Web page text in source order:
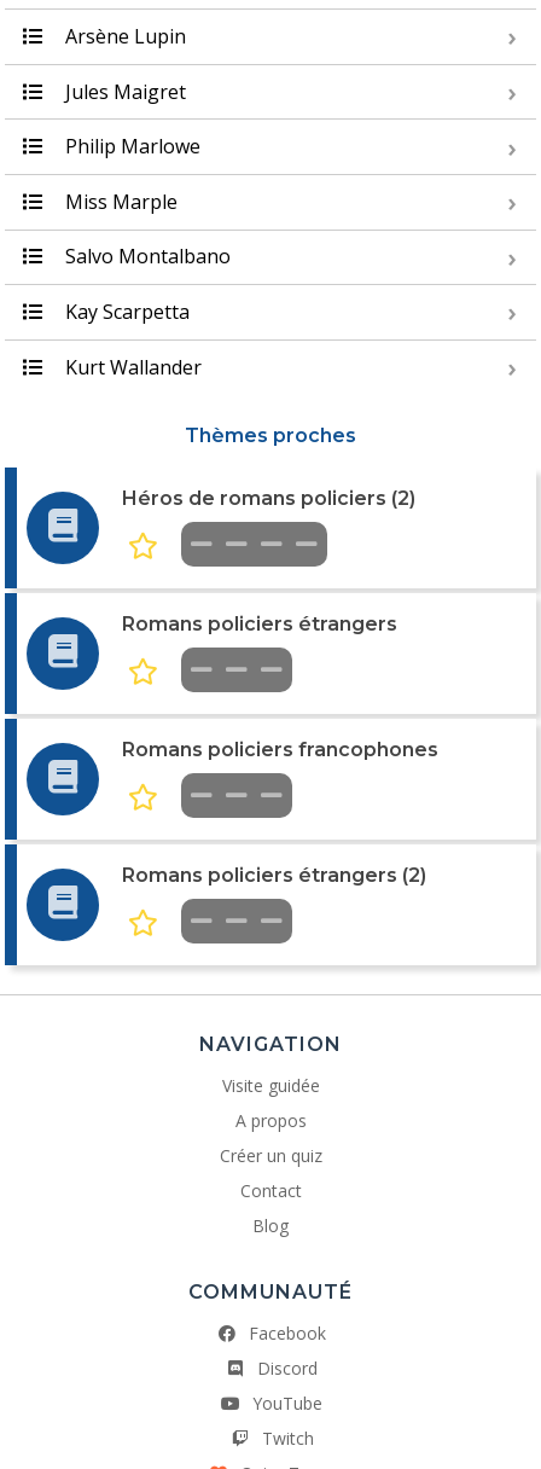
Arsène Lupin
Jules Maigret
Philip Marlowe
Miss Marple
Salvo Montalbano
Kay Scarpetta
Kurt Wallander
Thèmes proches
Héros de romans policiers (2)
Romans policiers étrangers
Romans policiers francophones
Romans policiers étrangers (2)
NAVIGATION
Visite guidée
A propos
Créer un quiz
Contact
Blog
COMMUNAUTÉ
Facebook
Discord
YouTube
Twitch